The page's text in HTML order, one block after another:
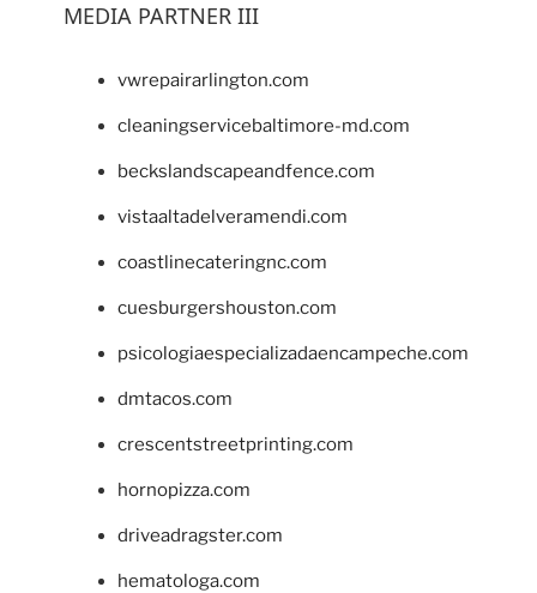
MEDIA PARTNER III
vwrepairarlington.com
cleaningservicebaltimore-md.com
beckslandscapeandfence.com
vistaaltadelveramendi.com
coastlinecateringnc.com
cuesburgershouston.com
psicologiaespecializadaencampeche.com
dmtacos.com
crescentstreetprinting.com
hornopizza.com
driveadragster.com
hematologa.com